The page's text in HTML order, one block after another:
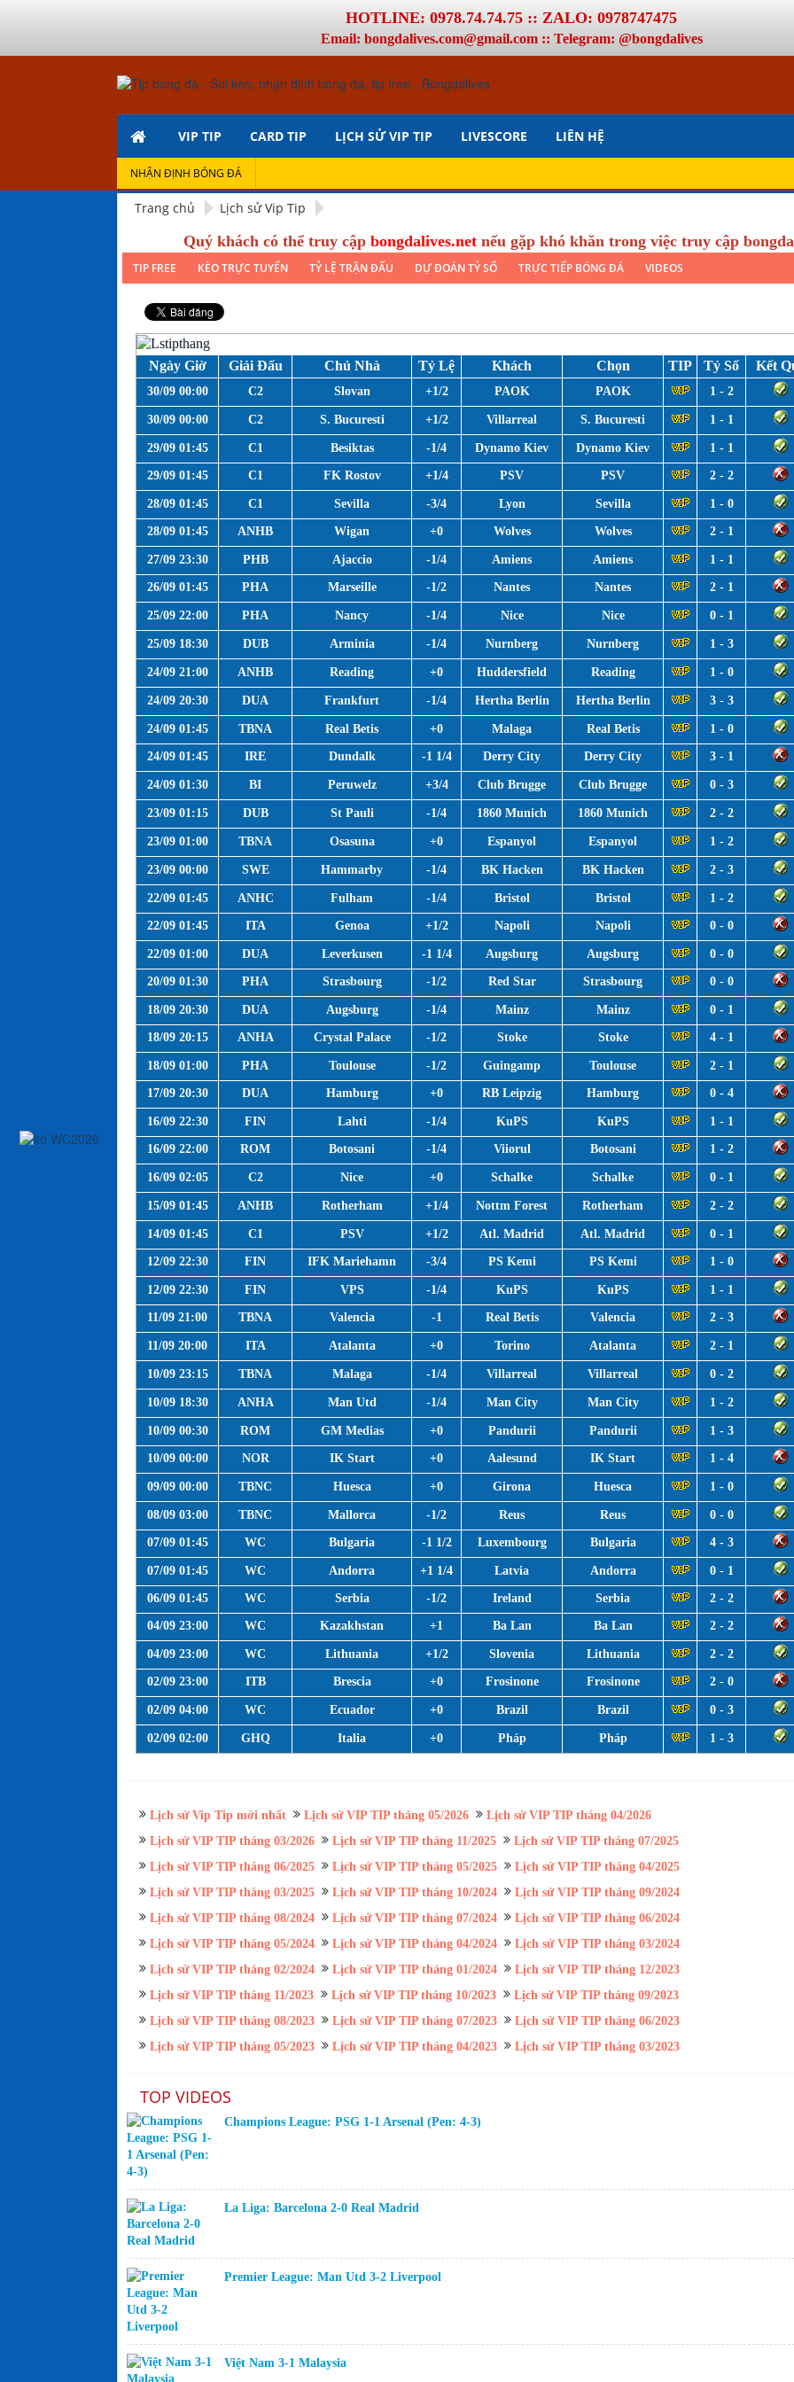
HOTLINE: 0978.74.74.75 :: ZALO: 0978747475
Email: bongdalives.com@gmail.com :: Telegram: @bongdalives
VIP TIP CARD TIP LỊCH SỬ VIP TIP LIVESCORE LIÊN HỆ
NHẬN ĐỊNH BÓNG ĐÁ
Trang chủ Lịch sử Vip Tip
Quý khách có thể truy cập bongdalives.net nếu gặp khó khăn trong việc truy cập
TIP FREE KÈO TRỰC TUYẾN TỶ LỆ TRẬN ĐẤU DỰ ĐOÁN TỶ SỐ TRỰC TIẾP BÓNG ĐÁ VIDEOS
Ngày Giờ Giải Đấu Chủ Nhà Tỷ Lệ Khách Chọn TIP Tỷ Số Kết
30/09 00:00 C2 Slovan +1/2 PAOK PAOK 1 - 2
30/09 00:00 C2 S. Bucuresti +1/2 Villarreal S. Bucuresti 1 - 1
29/09 01:45 C1 Besiktas -1/4 Dynamo Kiev Dynamo Kiev 1 - 1
29/09 01:45 C1 FK Rostov +1/4 PSV PSV 2 - 2
28/09 01:45 C1 Sevilla -3/4 Lyon Sevilla 1 - 0
28/09 01:45 ANHB Wigan +0 Wolves Wolves 2 - 1
27/09 23:30 PHB Ajaccio -1/4 Amiens Amiens 1 - 1
26/09 01:45 PHA Marseille -1/2 Nantes Nantes 2 - 1
25/09 22:00 PHA Nancy -1/4 Nice Nice 0 - 1
25/09 18:30 DUB Arminia -1/4 Nurnberg Nurnberg 1 - 3
24/09 21:00 ANHB Reading +0 Huddersfield Reading 1 - 0
24/09 20:30 DUA Frankfurt -1/4 Hertha Berlin Hertha Berlin 3 - 3
24/09 01:45 TBNA Real Betis +0 Malaga Real Betis 1 - 0
24/09 01:45 IRE Dundalk -1 1/4 Derry City Derry City 3 - 1
24/09 01:30 BI Peruwelz +3/4 Club Brugge Club Brugge 0 - 3
23/09 01:15 DUB St Pauli -1/4 1860 Munich 1860 Munich 2 - 2
23/09 01:00 TBNA Osasuna +0 Espanyol Espanyol 1 - 2
23/09 00:00 SWE Hammarby -1/4 BK Hacken BK Hacken 2 - 3
22/09 01:45 ANHC Fulham -1/4 Bristol Bristol 1 - 2
22/09 01:45 ITA Genoa +1/2 Napoli Napoli 0 - 0
22/09 01:00 DUA Leverkusen -1 1/4 Augsburg Augsburg 0 - 0
20/09 01:30 PHA Strasbourg -1/2 Red Star Strasbourg 0 - 0
18/09 20:30 DUA Augsburg -1/4 Mainz Mainz 0 - 1
18/09 20:15 ANHA Crystal Palace -1/2 Stoke Stoke 4 - 1
18/09 01:00 PHA Toulouse -1/2 Guingamp Toulouse 2 - 1
17/09 20:30 DUA Hamburg +0 RB Leipzig Hamburg 0 - 4
16/09 22:30 FIN Lahti -1/4 KuPS KuPS 1 - 1
16/09 22:00 ROM Botosani -1/4 Viiorul Botosani 1 - 2
16/09 02:05 C2 Nice +0 Schalke Schalke 0 - 1
15/09 01:45 ANHB Rotherham +1/4 Nottm Forest Rotherham 2 - 2
14/09 01:45 C1 PSV +1/2 Atl. Madrid Atl. Madrid 0 - 1
12/09 22:30 FIN IFK Mariehamn -3/4 PS Kemi PS Kemi 1 - 0
12/09 22:30 FIN VPS -1/4 KuPS KuPS 1 - 1
11/09 21:00 TBNA Valencia -1 Real Betis Valencia 2 - 3
11/09 20:00 ITA Atalanta +0 Torino Atalanta 2 - 1
10/09 23:15 TBNA Malaga -1/4 Villarreal Villarreal 0 - 2
10/09 18:30 ANHA Man Utd -1/4 Man City Man City 1 - 2
10/09 00:30 ROM GM Medias +0 Pandurii Pandurii 1 - 3
10/09 00:00 NOR IK Start +0 Aalesund IK Start 1 - 4
09/09 00:00 TBNC Huesca +0 Girona Huesca 1 - 0
08/09 03:00 TBNC Mallorca -1/2 Reus Reus 0 - 0
07/09 01:45 WC Bulgaria -1 1/2 Luxembourg Bulgaria 4 - 3
07/09 01:45 WC Andorra +1 1/4 Latvia Andorra 0 - 1
06/09 01:45 WC Serbia -1/2 Ireland Serbia 2 - 2
04/09 23:00 WC Kazakhstan +1 Ba Lan Ba Lan 2 - 2
04/09 23:00 WC Lithuania +1/2 Slovenia Lithuania 2 - 2
02/09 23:00 ITB Brescia +0 Frosinone Frosinone 2 - 0
02/09 04:00 WC Ecuador +0 Brazil Brazil 0 - 3
02/09 02:00 GHQ Italia +0 Pháp Pháp 1 - 3
Lịch sử Vip Tip mới nhất Lịch sử VIP TIP tháng 05/2026
Lịch sử VIP TIP tháng 04/2026
Lịch sử VIP TIP tháng 03/2026
Lịch sử VIP TIP tháng 11/2025
Lịch sử VIP TIP tháng 07/2025
Lịch sử VIP TIP tháng 06/2025
Lịch sử VIP TIP tháng 05/2025
Lịch sử VIP TIP tháng 04/2025
Lịch sử VIP TIP tháng 03/2025
Lịch sử VIP TIP tháng 10/2024
Lịch sử VIP TIP tháng 09/2024
Lịch sử VIP TIP tháng 08/2024
Lịch sử VIP TIP tháng 07/2024
Lịch sử VIP TIP tháng 06/2024
Lịch sử VIP TIP tháng 05/2024
Lịch sử VIP TIP tháng 04/2024
Lịch sử VIP TIP tháng 03/2024
Lịch sử VIP TIP tháng 02/2024
Lịch sử VIP TIP tháng 01/2024
Lịch sử VIP TIP tháng 12/2023
Lịch sử VIP TIP tháng 11/2023
Lịch sử VIP TIP tháng 10/2023
Lịch sử VIP TIP tháng 09/2023
Lịch sử VIP TIP tháng 08/2023
Lịch sử VIP TIP tháng 07/2023
Lịch sử VIP TIP tháng 06/2023
Lịch sử VIP TIP tháng 05/2023
Lịch sử VIP TIP tháng 04/2023 Lịch sử VIP TIP tháng 03/2023
TOP VIDEOS
Champions League: PSG 1-1 Arsenal (Pen: 4-3)
La Liga: Barcelona 2-0 Real Madrid
Premier League: Man Utd 3-2 Liverpool
Việt Nam 3-1 Malaysia